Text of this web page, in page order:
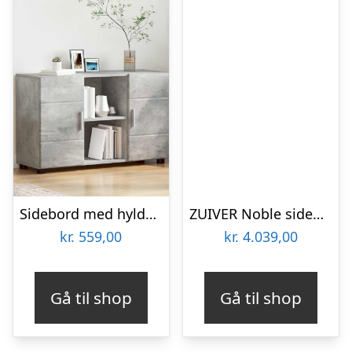
Sidebord med hylde – beton grå, 88,5 × 30,5 × 55,5 cm (Florin)
kr. 559,00
Gå til shop
ZUIVER Noble sidebord, kvadratisk – beige travertinlook beton (45×45)
kr. 4.039,00
Gå til shop